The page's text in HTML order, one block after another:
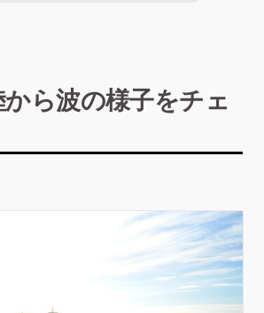
から波の様子をチェ